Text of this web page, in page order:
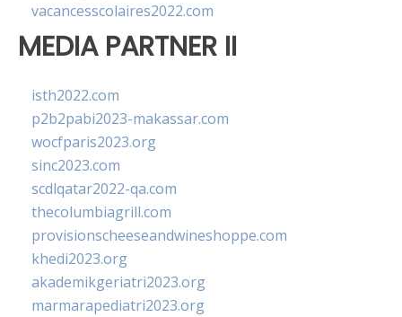
vacancesscolaires2022.com
MEDIA PARTNER II
isth2022.com
p2b2pabi2023-makassar.com
wocfparis2023.org
sinc2023.com
scdlqatar2022-qa.com
thecolumbiagrill.com
provisionscheeseandwineshoppe.com
khedi2023.org
akademikgeriatri2023.org
marmarapediatri2023.org